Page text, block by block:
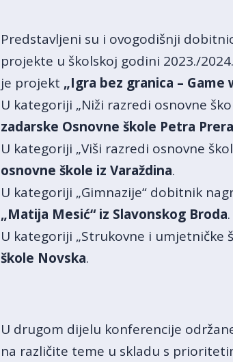
Predstavljeni su i ovogodišnji
projekte u školskoj godini 2023./
je projekt „Igra bez granica –
U kategoriji „Niži razredi osnovne
zadarske Osnovne škole Petra
U kategoriji „Viši razredi osnovne
osnovne škole iz Varaždina.
U kategoriji „Gimnazije“ dobitnik
„Matija Mesić“ iz Slavonskog Broda.
U kategoriji „Strukovne i umjetničke
škole Novska.
U drugom dijelu konferencije
na različite teme u skladu s